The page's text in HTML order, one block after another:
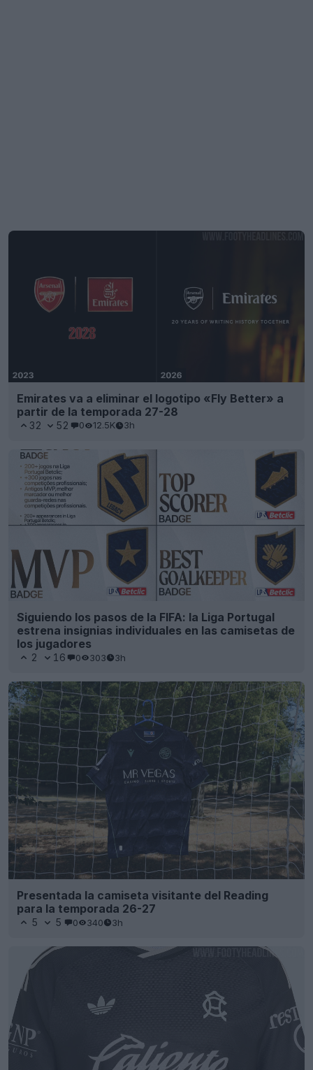
Emirates va a eliminar el logotipo «Fly Better» a
partir de la temporada 27-28
32 52 0 12.5K 3h
Siguiendo los pasos de la FIFA: la Liga Portugal
estrena insignias individuales en las camisetas de
los jugadores
2 16 0 303 3h
Presentada la camiseta visitante del Reading
para la temporada 26-27
5 5 0 340 3h